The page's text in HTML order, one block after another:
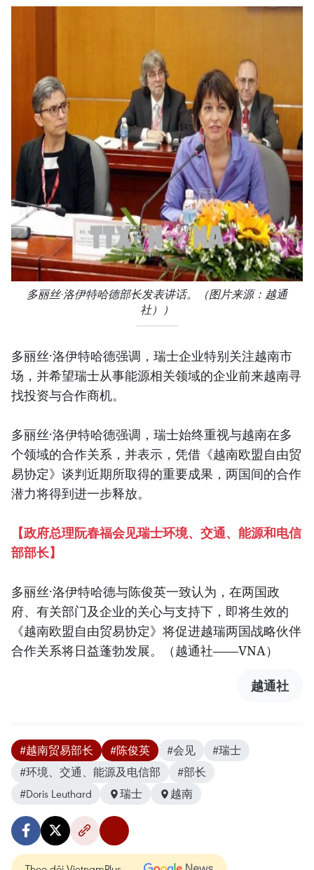
多丽丝·洛伊特哈德部长发表讲话。（图片来源：越通
社））
多丽丝·洛伊特哈德强调，瑞士企业特别关注越南市
场，并希望瑞士从事能源相关领域的企业前来越南寻
找投资与合作商机。
多丽丝·洛伊特哈德强调，瑞士始终重视与越南在多
个领域的合作关系，并表示，凭借《越南欧盟自由贸
易协定》谈判近期所取得的重要成果，两国间的合作
潜力将得到进一步释放。
【政府总理阮春福会见瑞士环境、交通、能源和电信
部部长】
多丽丝·洛伊特哈德与陈俊英一致认为，在两国政
府、有关部门及企业的关心与支持下，即将生效的
《越南欧盟自由贸易协定》将促进越瑞两国战略伙伴
合作关系将日益蓬勃发展。（越通社——VNA）
越通社
#越南贸易部长 #陈俊英 #会见
#瑞士
#环境、交通、能源及电信部
#部长
#Doris Leuthard
瑞士 越南